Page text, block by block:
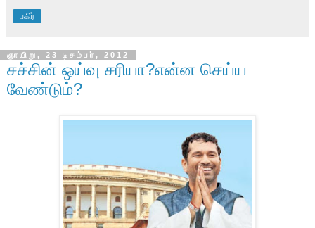
பகிர்
ஞாயிறு, 23 டிசம்பர், 2012
சச்சின் ஒய்வு சரியா?என்ன செய்ய
வேண்டும்?